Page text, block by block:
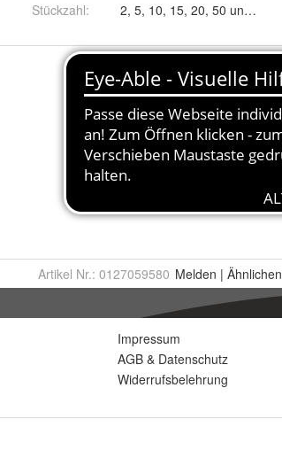
Stückzahl: 2, 5, 10, 15, 20, 50 und 100
Artikel Nr.: 0127059580 Melden | Ähnlichen
Impressum
AGB & Datenschutz
Widerrufsbelehrung